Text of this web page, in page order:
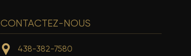
CONTACTEZ-NOUS
438-382-7580